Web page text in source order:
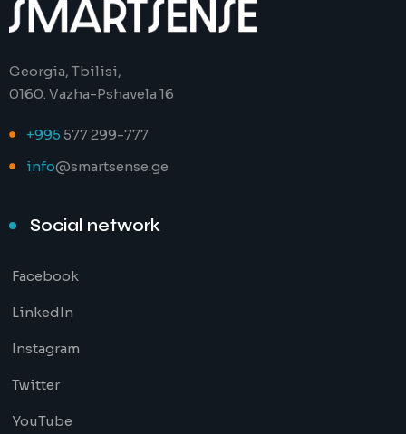
Georgia, Tbilisi,
0160. Vazha-Pshavela 16
+995 577 299-777
info@smartsense.ge
Social network
Facebook
LinkedIn
Instagram
Twitter
YouTube